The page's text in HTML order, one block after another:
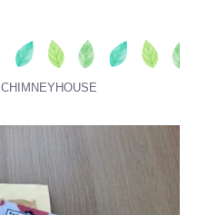
CHIMNEYHOUSE